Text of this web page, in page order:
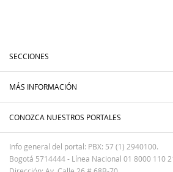
SECCIONES
MÁS INFORMACIÓN
CONOZCA NUESTROS PORTALES
Info general del portal: PBX: 57 (1) 2940100.
Bogotá 5714444 - Línea Nacional 01 8000 110